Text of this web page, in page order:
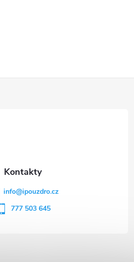
info@ipouzdro.cz
777 503 645